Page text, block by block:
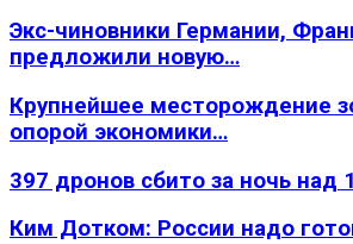
Экс-чиновники Германии,
предложили новую…
Крупнейшее месторождение
опорой экономики…
397 дронов сбито за ночь над
Ким Дотком: России надо